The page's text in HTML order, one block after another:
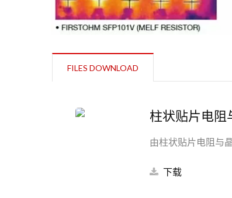
FILES DOWNLOAD
柱状贴片电阻
由柱状贴片电阻与
下载